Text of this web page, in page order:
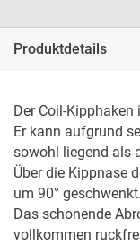
Produktdetails
Der Coil-Kipphaken
Er kann aufgrund
sowohl liegend als
Über die Kippnase
um 90° geschwenkt.
Das schonende
vollkommen